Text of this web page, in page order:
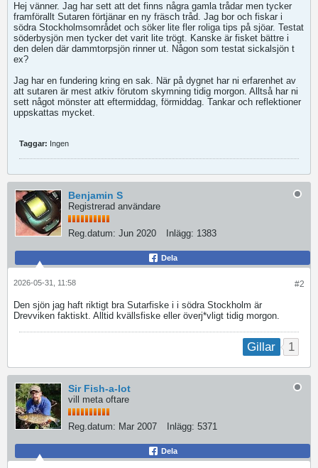
Hej vänner. Jag har sett att det finns några gamla trådar men tycker
framförallt Sutaren förtjänar en ny fräsch tråd. Jag bor och fiskar i
södra Stockholmsområdet och söker lite fler roliga tips på sjöar. Testat
söderbysjön men tycker det varit lite trögt. Kanske är fisket bättre i
den delen där dammtorpsjön rinner ut. Någon som testat sickalsjön t
ex?
Jag har en fundering kring en sak. När på dygnet har ni erfarenhet av
att sutaren är mest atkiv förutom skymning tidig morgon. Alltså har ni
sett något mönster att eftermiddag, förmiddag. Tankar och reflektioner
uppskattas mycket.
Taggar: Ingen
Benjamin S
Registrerad användare
Reg.datum: Jun 2020 Inlägg: 1383
Dela
#2
2026-05-31, 11:58
Den sjön jag haft riktigt bra Sutarfiske i i södra Stockholm är
Drevviken faktiskt. Alltid kvällsfiske eller överj*vligt tidig morgon.
Gillar 1
Sir Fish-a-lot
vill meta oftare
Reg.datum: Mar 2007 Inlägg: 5371
Dela